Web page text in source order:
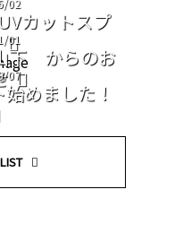
カットスプ
01
下 からのお
07
めました！